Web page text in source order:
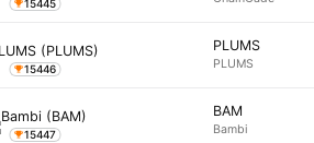
15445
15446
PLUMS
PLUMS
15447
BAM
Bambi